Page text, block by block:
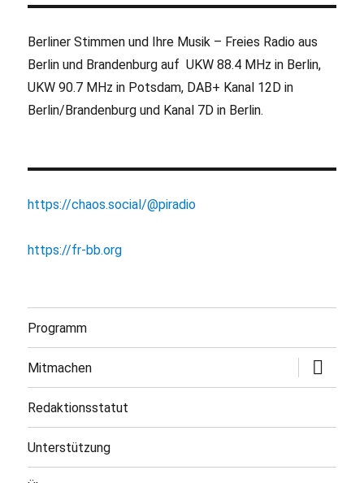
Berliner Stimmen und Ihre Musik – Freies Radio aus
Berlin und Brandenburg auf UKW 88.4 MHz in Berlin,
UKW 90.7 MHz in Potsdam, DAB+ Kanal 12D in
Berlin/Brandenburg und Kanal 7D in Berlin.
https://chaos.social/@piradio
https://fr-bb.org
Programm
Mitmachen
öffnen
Redaktionsstatut
Unterstützung